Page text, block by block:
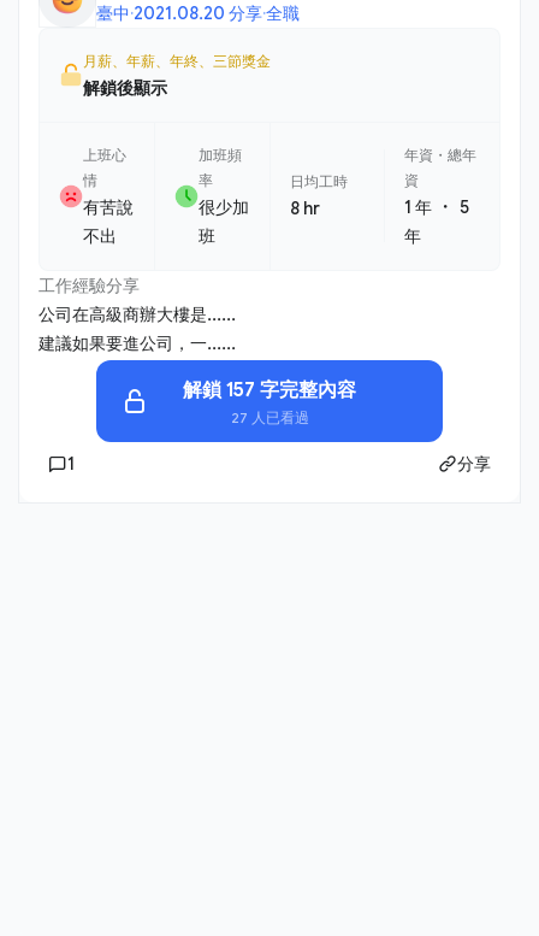
臺中·2021.08.20 分享·全職
月薪、年薪、年終、三節獎金
解鎖後顯示
上班心
情
有苦說
不出
加班頻
率
很少加
班
日均工時
8 hr
年資・總年
資
1 年 ・5
年
工作經驗分享
公司在高級商辦大樓是......
建議如果要進公司，一......
解鎖 157 字完整內容
27 人已看過
1 分享